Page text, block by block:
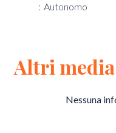
Autonomo
Altri media
Nessuna